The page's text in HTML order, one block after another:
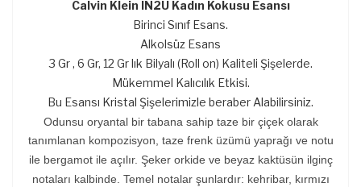
Calvin Klein IN2U Kadın Kokusu Esansı
Birinci Sınıf Esans.
Alkolsüz Esans
3 Gr , 6 Gr, 12 Gr lık Bilyalı (Roll on) Kaliteli Şişelerde.
Mükemmel Kalıcılık Etkisi.
Bu Esansı Kristal Şişelerimizle beraber Alabilirsiniz.
Odunsu oryantal bir tabana sahip taze bir çiçek olarak
tanımlanan kompozisyon, taze frenk üzümü yaprağı ve notu
ile bergamot ile açılır. Şeker orkide ve beyaz kaktüsün ilginç
notaları kalbinde. Temel notalar şunlardır: kehribar, kırmızı